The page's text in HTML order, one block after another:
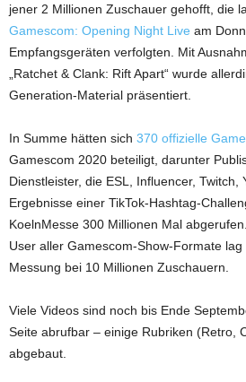
jener 2 Millionen Zuschauer gehofft, die
Gamescom: Opening Night Live am
Empfangsgeräten verfolgten. Mit
„Ratchet & Clank: Rift Apart“ wurde
Generation-Material präsentiert.
In Summe hätten sich 370 offizielle
Gamescom 2020 beteiligt, darunter
Dienstleister, die ESL, Influencer, Twitch,
Ergebnisse einer TikTok-Hashtag-
KoelnMesse 300 Millionen Mal
User aller Gamescom-Show-Formate
Messung bei 10 Millionen Zuschauern.
Viele Videos sind noch bis Ende
Seite abrufbar – einige Rubriken (Retro,
abgebaut.